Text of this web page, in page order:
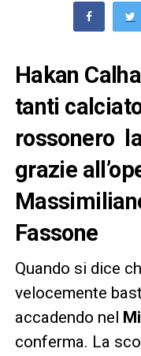
Hakan
tanti
rossonero
grazie
Fassone
Quando si dice
velocemente
accadendo nel
conferma. La